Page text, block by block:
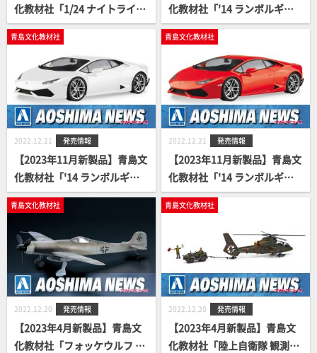
化教材社「1/24 ナイトライダ
ー ナイト2000 K.I.T.T. シーズ
ンⅠ スキャナー音声ユニット
付き」
化教材社「'14 ランボルギー
ニ ウラカン グリーン」
青島文化教材社
2022.12.21 発売情報
【2023年11月新製品】青島文
化教材社「'14 ランボルギー
ニ ウラカン ホワイト」
青島文化教材社
2022.12.21 発売情報
【2023年11月新製品】青島文
化教材社「'14 ランボルギー
ニ ウラカン レッド」
青島文化教材社
2022.12.20 発売情報
【2023年4月新製品】青島文
化教材社「フォッケウルフ Ta
青島文化教材社
2022.12.20 発売情報
【2023年4月新製品】青島文
化教材社「陸上自衛隊 観測ヘ